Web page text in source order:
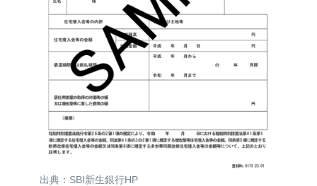
出典：SBI新生銀行HP